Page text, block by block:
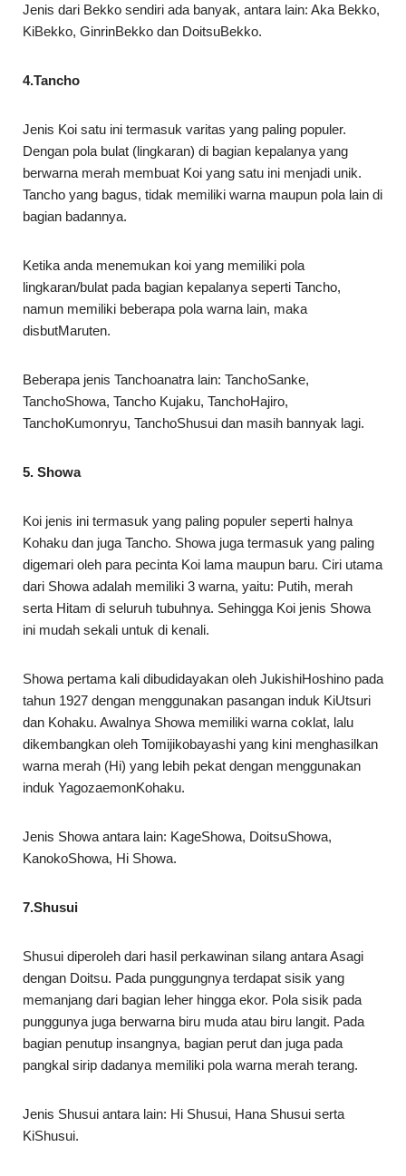
Jenis dari Bekko sendiri ada banyak, antara lain: Aka Bekko,
KiBekko, GinrinBekko dan DoitsuBekko.
4.Tancho
Jenis Koi satu ini termasuk varitas yang paling populer.
Dengan pola bulat (lingkaran) di bagian kepalanya yang
berwarna merah membuat Koi yang satu ini menjadi unik.
Tancho yang bagus, tidak memiliki warna maupun pola lain di
bagian badannya.
Ketika anda menemukan koi yang memiliki pola
lingkaran/bulat pada bagian kepalanya seperti Tancho,
namun memiliki beberapa pola warna lain, maka
disbutMaruten.
Beberapa jenis Tanchoanatra lain: TanchoSanke,
TanchoShowa, Tancho Kujaku, TanchoHajiro,
TanchoKumonryu, TanchoShusui dan masih bannyak lagi.
5. Showa
Koi jenis ini termasuk yang paling populer seperti halnya
Kohaku dan juga Tancho. Showa juga termasuk yang paling
digemari oleh para pecinta Koi lama maupun baru. Ciri utama
dari Showa adalah memiliki 3 warna, yaitu: Putih, merah
serta Hitam di seluruh tubuhnya. Sehingga Koi jenis Showa
ini mudah sekali untuk di kenali.
Showa pertama kali dibudidayakan oleh JukishiHoshino pada
tahun 1927 dengan menggunakan pasangan induk KiUtsuri
dan Kohaku. Awalnya Showa memiliki warna coklat, lalu
dikembangkan oleh Tomijikobayashi yang kini menghasilkan
warna merah (Hi) yang lebih pekat dengan menggunakan
induk YagozaemonKohaku.
Jenis Showa antara lain: KageShowa, DoitsuShowa,
KanokoShowa, Hi Showa.
7.Shusui
Shusui diperoleh dari hasil perkawinan silang antara Asagi
dengan Doitsu. Pada punggungnya terdapat sisik yang
memanjang dari bagian leher hingga ekor. Pola sisik pada
punggunya juga berwarna biru muda atau biru langit. Pada
bagian penutup insangnya, bagian perut dan juga pada
pangkal sirip dadanya memiliki pola warna merah terang.
Jenis Shusui antara lain: Hi Shusui, Hana Shusui serta
KiShusui.